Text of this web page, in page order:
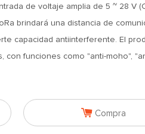
de voltaje amplia de 5 ~ 28 V
brindará una distancia de
capacidad antiinterferente. El
con funciones como "anti-moho",
 Compra